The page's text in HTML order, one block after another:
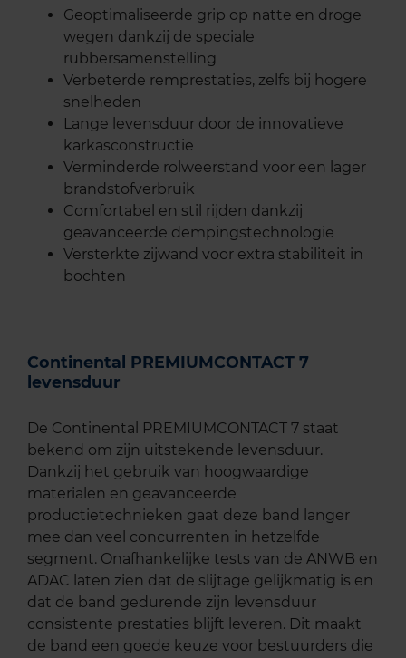
Geoptimaliseerde grip op natte en droge
wegen dankzij de speciale
rubbersamenstelling
Verbeterde remprestaties, zelfs bij hogere
snelheden
Lange levensduur door de innovatieve
karkasconstructie
Verminderde rolweerstand voor een lager
brandstofverbruik
Comfortabel en stil rijden dankzij
geavanceerde dempingstechnologie
Versterkte zijwand voor extra stabiliteit in
bochten
Continental PREMIUMCONTACT 7
levensduur
De Continental PREMIUMCONTACT 7 staat
bekend om zijn uitstekende levensduur.
Dankzij het gebruik van hoogwaardige
materialen en geavanceerde
productietechnieken gaat deze band langer
mee dan veel concurrenten in hetzelfde
segment. Onafhankelijke tests van de ANWB en
ADAC laten zien dat de slijtage gelijkmatig is en
dat de band gedurende zijn levensduur
consistente prestaties blijft leveren. Dit maakt
de band een goede keuze voor bestuurders die